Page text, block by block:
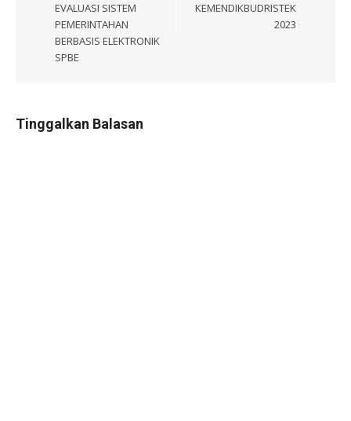
EVALUASI SISTEM
PEMERINTAHAN
BERBASIS ELEKTRONIK
SPBE
KEMENDIKBUDRISTEK
2023
Tinggalkan Balasan